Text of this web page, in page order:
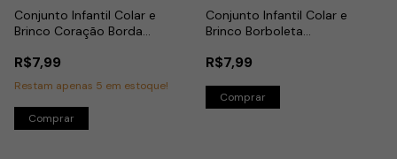
Conjunto Infantil Colar e
Brinco Coração Borda
R$7,99
Restam apenas 5 em estoque!
Conjunto Infantil Colar e
Brinco Borboleta
R$7,99